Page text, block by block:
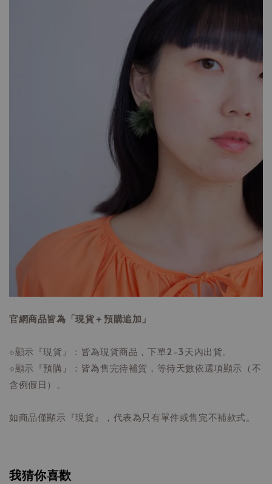
官網商品皆為「現貨＋預購追加」
⟐顯示『現貨』：皆為現貨商品，下單2-3天內出貨。
⟐顯示『預購』：皆為售完待補貨，等待天數依選項顯示（不
含例假日）。
如商品僅顯示『現貨』，代表為只有單件或售完不補款式。
我猜你喜歡